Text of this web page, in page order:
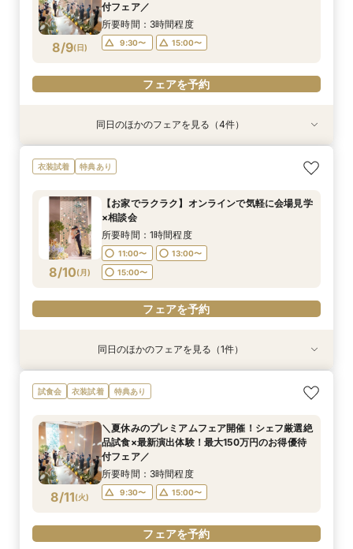
8/9(日)
付フェア／
所要時間：3時間程度
9:30〜 15:00〜
フェアを予約
特典あり
8/9(日)
<少人数婚に◎>豪華コース試食×アットホーム相
談会*宿泊特典付
9:30〜
フェアを予約
衣装試着 特典あり
8/9(日)
◇人気フェア◇フィレ肉含む特選4品試食×最新
演出体験フェア
9:30〜
フェアを予約
特典あり
8/9(日)
【お家でラクラク】オンラインで気軽に会場見学
×相談会
11:00〜
15:00〜
フェアを予約
8/9(日)
＼サクッと60分で結婚式のことがわかる／時短
ウエディングフェア
9:30〜
フェアを予約
同日のほかのフェアを見る（4件）
衣装試着 特典あり
8/10(月)
【お家でラクラク】オンラインで気軽に会場見学
×相談会
所要時間：1時間程度
11:00〜
13:00〜
15:00〜
フェアを予約
8/10(月)
＼サクッと60分で結婚式のことがわかる／時短
ウエディングフェア
9:30〜 15:00〜
フェアを予約
同日のほかのフェアを見る（1件）
試食会 衣装試着 特典あり
8/11(火)
＼夏休みのプレミアムフェア開催！シェフ厳選絶
品試食×最新演出体験！最大150万円のお得優待
付フェア／
所要時間：3時間程度
9:30〜 15:00〜
フェアを予約